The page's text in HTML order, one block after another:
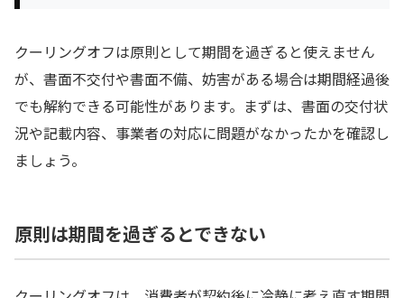
い
不当な違約金は支払う必要がない場合がある
支払い済みの違約金でも返金を求められる場合があ
消費者契約法により契約を取り消せる場合がある
クーリングオフは原則として期間を過ぎると使えません
が、書面不交付や書面不備、妨害がある場合は期間経過後
でも解約できる可能性があります。まずは、書面の交付状
況や記載内容、事業者の対応に問題がなかったかを確認し
ましょう。
原則は期間を過ぎるとできない